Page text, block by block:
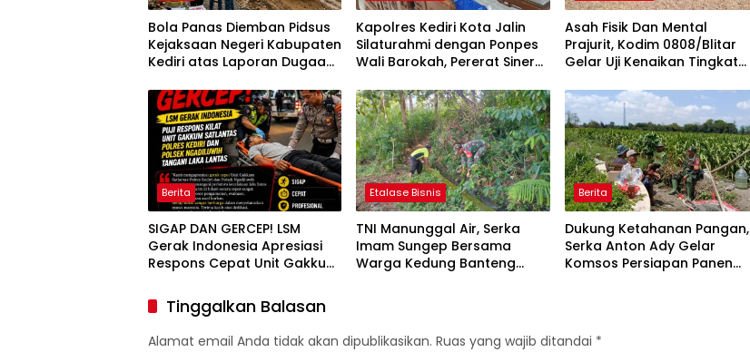
Bola Panas Diemban Pidsus
Kejaksaan Negeri Kabupaten
Kediri atas Laporan Dugaan
Proyek Tol Kediri Oleh PT.
HASTARI JAYA SENTOSA
Kapolres Kediri Kota Jalin
Silaturahmi dengan Ponpes
Wali Barokah, Pererat Sinergi
Asah Fisik Dan Mental
Prajurit, Kodim 0808/Blitar
Gelar Uji Kenaikan Tingkat
Berita
SIGAP DAN GERCEP! LSM
Gerak Indonesia Apresiasi
Respons Cepat Unit Gakkum
Polsek Ngadiluwih dalam
Penanganan Kecelakaan
Lalu Lintas
Etalase Bisnis
TNI Manunggal Air, Serka
Imam Sungep Bersama
Warga Kedung Banteng
Berita
Dukung Ketahanan Pangan,
Serka Anton Ady Gelar
Komsos Persiapan Panen
Tinggalkan Balasan
Alamat email Anda tidak akan dipublikasikan. Ruas yang wajib ditandai *